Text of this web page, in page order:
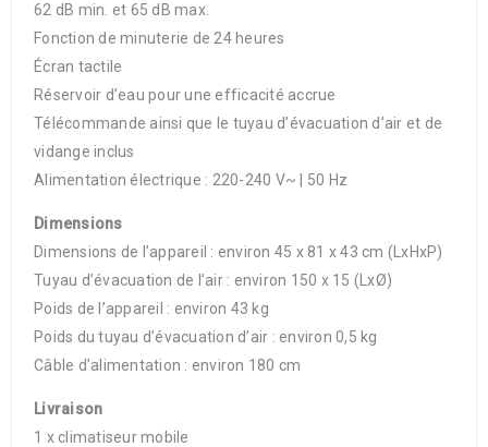
62 dB min. et 65 dB max.
Fonction de minuterie de 24 heures
Écran tactile
Réservoir d’eau pour une efficacité accrue
Télécommande ainsi que le tuyau d’évacuation d’air et de
vidange inclus
Alimentation électrique : 220-240 V~ | 50 Hz
Dimensions
Dimensions de l’appareil : environ 45 x 81 x 43 cm (LxHxP)
Tuyau d’évacuation de l’air : environ 150 x 15 (LxØ)
Poids de l’appareil : environ 43 kg
Poids du tuyau d’évacuation d’air : environ 0,5 kg
Câble d’alimentation : environ 180 cm
Livraison
1 x climatiseur mobile